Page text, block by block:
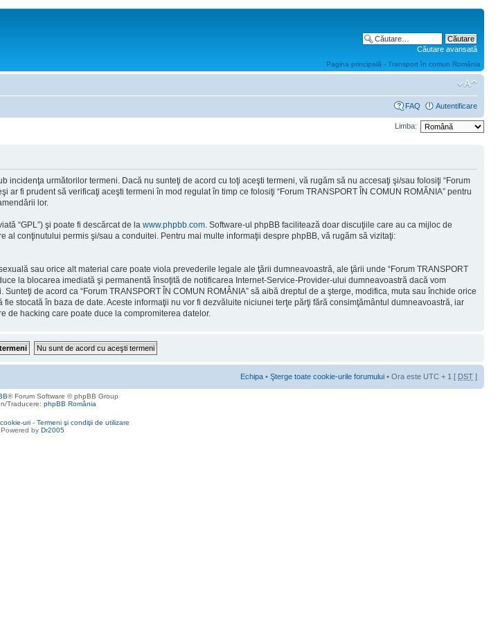
Căutare avansată
Pagina principală - Transport în comun România
FAQ Autentificare
Limba:
următorilor termeni. Dacă nu sunteţi de acord cu toţi aceşti termeni, vă rugăm să nu accesaţi şi/sau folosiţi “Forum
fi prudent să verificaţi aceşti termeni în mod regulat în timp ce folosiţi “Forum TRANSPORT ÎN COMUN ROMÂNIA” pentru
lor.
“GPL”) şi poate fi descărcat de la www.phpbb.com . Software-ul phpBB facilitează doar discuţiile care au ca mijloc de
conţinutului permis şi/sau a conduitei. Pentru mai multe informaţii despre phpBB, vă rugăm să vizitaţi:
sau orice alt material care poate viola prevederile legale ale ţării dumneavoastră, ale ţării unde “Forum TRANSPORT
la blocarea imediată şi permanentă însoţită de notificarea Internet-Service-Provider-ului dumneavoastră dacă vom
de acord ca “Forum TRANSPORT ÎN COMUN ROMÂNIA” să aibă dreptul de a şterge, modifica, muta sau închide orice
stocată în baza de date. Aceste informaţii nu vor fi dezvăluite niciunei terţe părţi fără consimţământul dumneavoastră, iar
de hacking care poate duce la compromiterea datelor.
Echipa • Şterge toate cookie-urile forumului • Ora este UTC + 1 [ DST ]
® Forum Software © phpBB Group
Traducere: phpBB România
uri - Termeni şi condiţii de utilizare
Powered by Dr2005